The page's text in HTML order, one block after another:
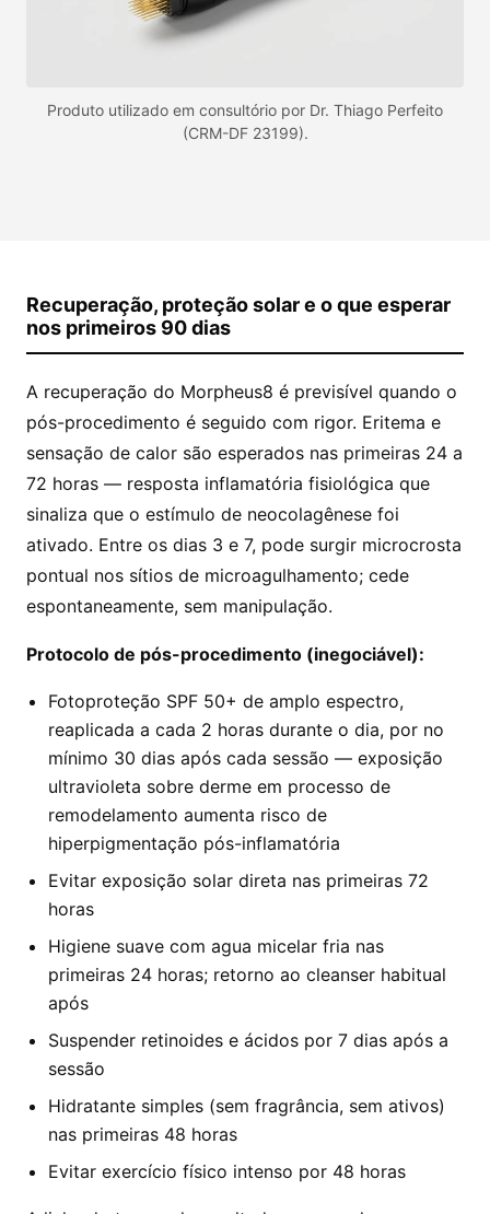
Produto utilizado em consultório por Dr. Thiago Perfeito
(CRM-DF 23199).
Recuperação, proteção solar e o que esperar
nos primeiros 90 dias
A recuperação do Morpheus8 é previsível quando o
pós-procedimento é seguido com rigor. Eritema e
sensação de calor são esperados nas primeiras 24 a
72 horas — resposta inflamatória fisiológica que
sinaliza que o estímulo de neocolagênese foi
ativado. Entre os dias 3 e 7, pode surgir microcrosta
pontual nos sítios de microagulhamento; cede
espontaneamente, sem manipulação.
Protocolo de pós-procedimento (inegociável):
Fotoproteção SPF 50+ de amplo espectro,
reaplicada a cada 2 horas durante o dia, por no
mínimo 30 dias após cada sessão — exposição
ultravioleta sobre derme em processo de
remodelamento aumenta risco de
hiperpigmentação pós-inflamatória
Evitar exposição solar direta nas primeiras 72
horas
Higiene suave com agua micelar fria nas
primeiras 24 horas; retorno ao cleanser habitual
após
Suspender retinoides e ácidos por 7 dias após a
sessão
Hidratante simples (sem fragrância, sem ativos)
nas primeiras 48 horas
Evitar exercício físico intenso por 48 horas